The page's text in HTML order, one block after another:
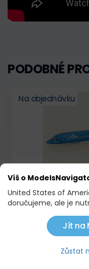
PODOBNÉ
Na objednávku
FOKKER 100 KLM
753,15 KČ
Víš o
United States of
doručujeme, ale je
Jít na
Zůstat